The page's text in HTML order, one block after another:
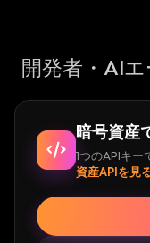
開発者・AI
暗号資産
1つのAPIキー
資産APIを見